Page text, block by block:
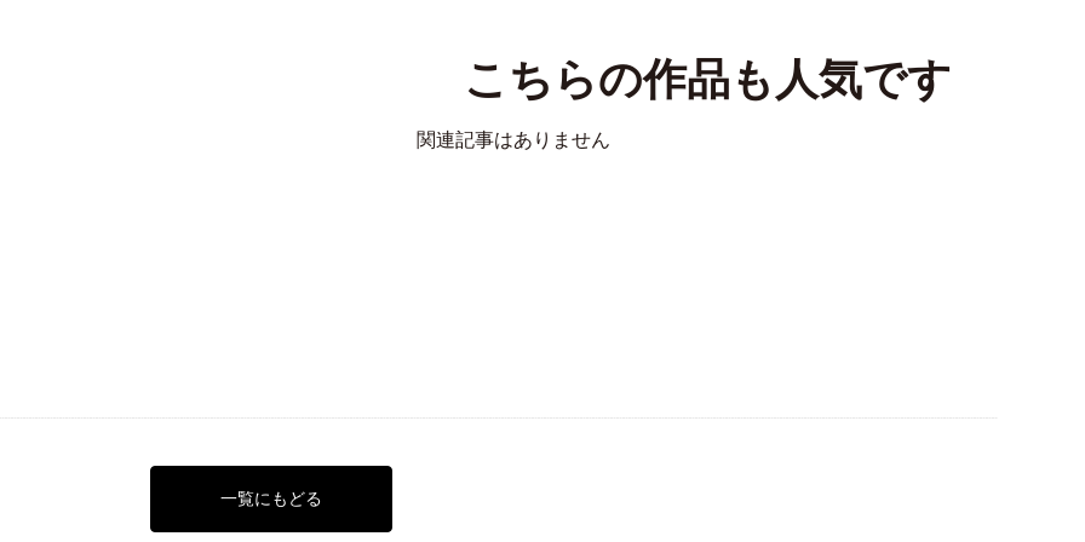
こちらの作品も人気です
関連記事はありません
一覧にもどる